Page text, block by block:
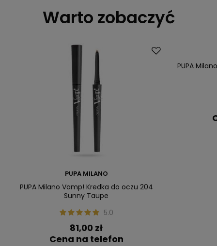
Bardzo dobrze się rozprowadza-pędzelek idealny zarówno do
cienkich jak i grubszych kresek
Tak
Świetna jakość, pięknie się nim rysuje, mocna czerń ,polecam
Czy opinia była pomocna?
Tak
Warto zobaczyć
PUPA MILANO
PUPA Milano Vamp! Kredka do oczu 204
Sunny Taupe
5.0
81,00 zł
Cena na telefon
PUPA